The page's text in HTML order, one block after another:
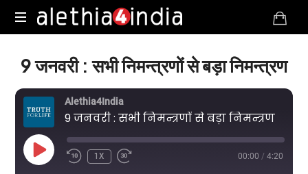
Alethia4India
9 जनवरी : सभी निमन्त्रणों से बड़ा निमन्त्रण
Alethia4India
9 जनवरी : सभी निमन्त्रणों से बड़ा निमन्त्रण
PLAY
EPISODE 1X 00:00 / 4:20